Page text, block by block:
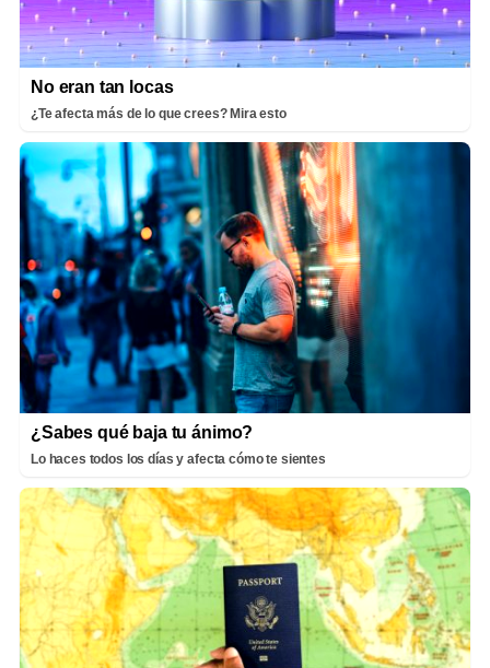
No eran tan locas
¿Te afecta más de lo que crees? Mira esto
¿Sabes qué baja tu ánimo?
Lo haces todos los días y afecta cómo te sientes